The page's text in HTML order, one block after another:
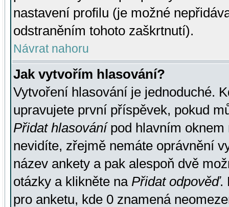
nastavení profilu (je možné
odstraněním tohoto zaškrtnutí).
Návrat nahoru
Jak vytvořím hlasování?
Vytvoření hlasování je jednoduché.
upravujete první příspěvek, pokud
Přidat hlasovánípod hlavním oknem
nevidíte, zřejmě nemáte oprávnění
název ankety a pak alespoň dvě
otázky a klikněte na Přidat odpověď.
pro anketu, kde 0 znamená